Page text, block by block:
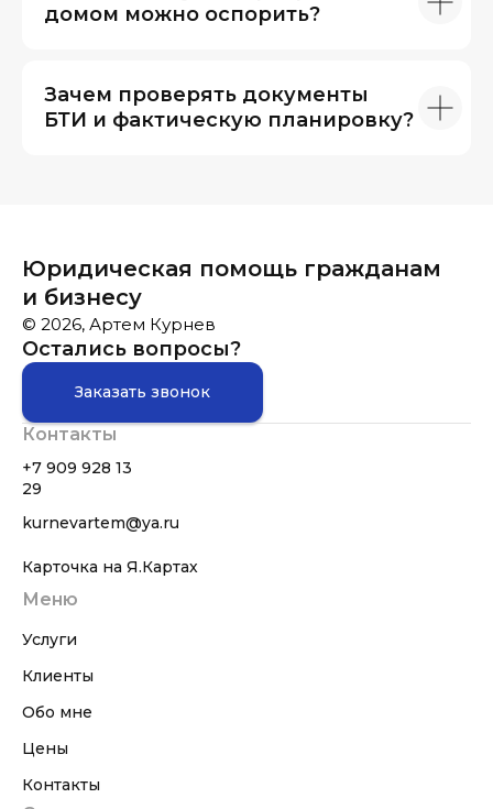
домом можно оспорить?
Зачем проверять документы
БТИ и фактическую планировку?
Юридическая помощь гражданам
и бизнесу
© 2026, Артем Курнев
Остались вопросы?
Заказать звонок
Контакты
+7 909 928 13
29
kurnevartem@ya.ru
Карточка на Я.Картах
Меню
Услуги
Клиенты
Обо мне
Цены
Контакты